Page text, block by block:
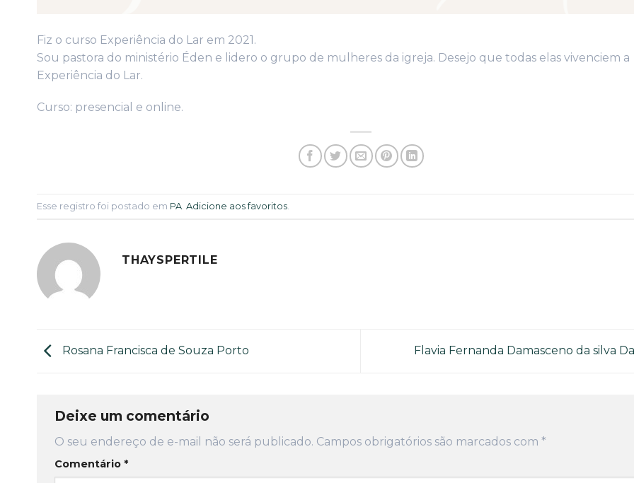
Fiz o curso Experiência do Lar em 2021.
Sou pastora do ministério Éden e lidero o grupo de mulheres da igreja. Desejo que todas elas vivenciem a
Experiência do Lar.
Curso: presencial e online.
Esse registro foi postado em PA Adicione aos favoritos
THAYSPERTILE
Rosana Francisca de Souza Porto Flavia Fernanda Damasceno da silva
Deixe um comentário
O seu endereço de e-mail não será publicado. Campos obrigatórios são marcados com *
Comentário *